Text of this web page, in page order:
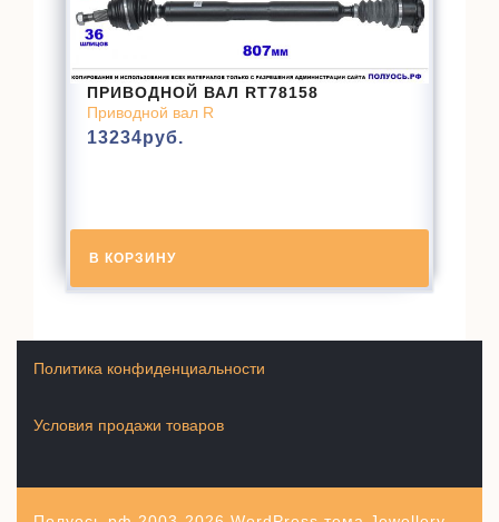
ПРИВОДНОЙ ВАЛ RT78158
Приводной вал R
13234руб.
В КОРЗИНУ
Условия продажи товаров
Политика конфиденциальности